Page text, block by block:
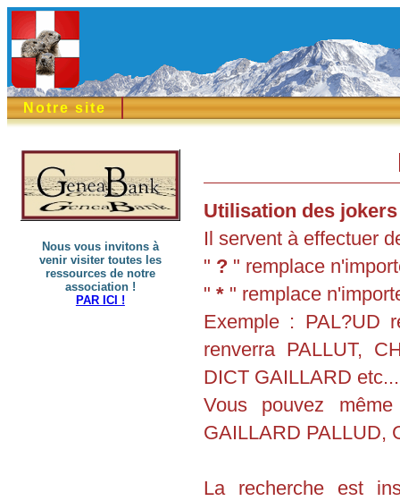
Notre site
Nous vous invitons à
venir visiter toutes les
ressources de notre
association !
PAR ICI !
Utilisation des jokers
Il servent à effectuer
" ? " remplace
" * " remplace
Exemple : PAL?UD
renverra PALLUT,
DICT GAILLARD etc...
Vous pouvez
GAILLARD PALLUD,
La recherche est